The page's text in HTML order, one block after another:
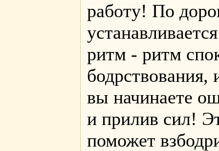
работу! По
ритм - ритм
бодрствования,
вы начинаете
и прилив сил!
поможет